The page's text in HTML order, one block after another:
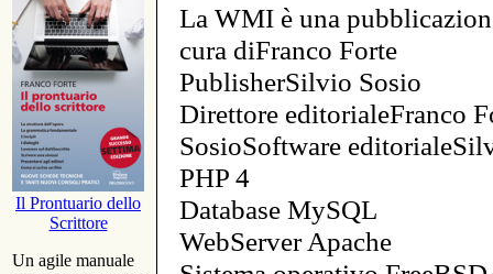
Il Prontuario dello
Scrittore
Un agile manuale
La WMI è una
cura diFranco Forte
PublisherSilvio Sosio
Direttore editorialeFranco
SosioSoftware
PHP 4
Database MySQL
WebServer Apache